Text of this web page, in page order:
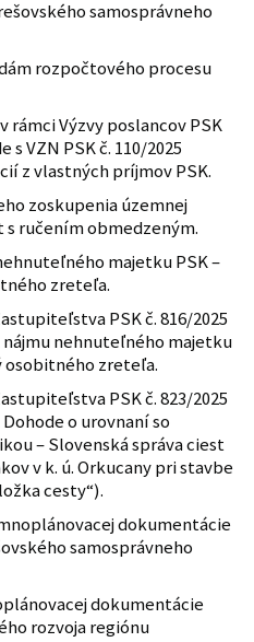
samosprávneho
rozpočtového procesu
rámci Výzvy poslancov PSK
s VZN PSK č. 110/2025
z vlastných príjmov PSK.
zoskupenia územnej
ručením obmedzeným.
majetku PSK –
zreteľa.
PSK č. 816/2025
nájmu nehnuteľného majetku
osobitného zreteľa.
PSK č. 823/2025
Dohode o urovnaní so
– Slovenská správa ciest
v k. ú. Orkucany pri stavbe
cesty“).
dokumentácie
samosprávneho
dokumentácie
rozvoja regiónu